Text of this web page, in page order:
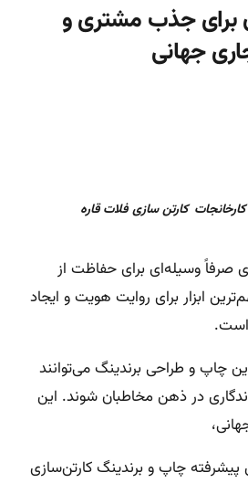
برای جذب مشتری و
جهانی
کارتن سازی فلات قاره
صرفاً وسیله‌ای برای حفاظت از
ابزار برای روایت هویت و ایجاد
است.
چاپ و طراحی برندینگ می‌توانند
در ذهن مخاطبان شوند. این
پیشرفته چاپ و برندینگ کارتن‌سازی